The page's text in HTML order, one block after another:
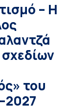
– Η
του